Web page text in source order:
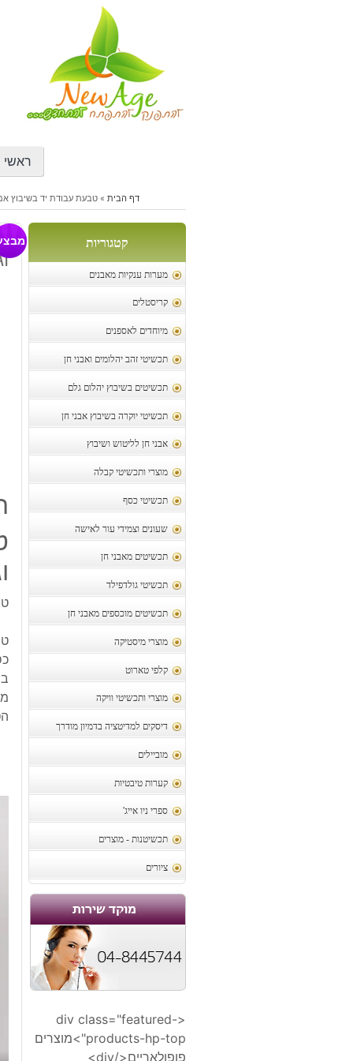
ראשי
דף הבית »טבעת עבודת יד בשיבוץ
קטגוריות
מערות ענקיות מאבנים
קריסטלים
מיוחדים לאספנים
תכשיטי זהב יהלומים ואבני חן
תכשיטים בשיבוץ יהלום גלם
תכשיטי יוקרה בשיבוץ אבני חן
אבני חן לליטוש ושיבוץ
מוצרי ותכשיטי קבלה
תכשיטי כסף
שעונים וצמידי עור לאישה
תכשיטים מאבני חן
תכשיטי גולדפילד
תכשיטים מוכספים מאבני חן
מוצרי מיסטיקה
קלפי טארוט
מוצרי ותכשיטי וויקה
דיסקים למדיטציה בדמיון מודרך
מוביילים
קערות טיבטיות
ספרי ניו אייג'
תכשיטנות - מוצרים
ציורים
<div class="featured-
products-hp-top">מוצרים
פופולאריים</div>
כסף 925,